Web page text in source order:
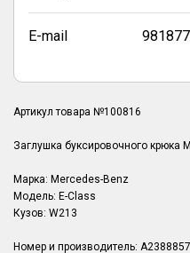
E-mail
Артикул товара №100816
Заглушка буксировочного крюка
Марка: Mercedes-Benz
Модель: E-Class
Кузов: W213
Номер и производитель: